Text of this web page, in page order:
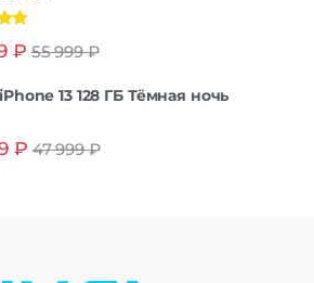
₽ 55 999₽
13 128 ГБ Тёмная ночь
₽ 47 999₽